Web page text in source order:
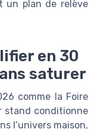
un plan de relève
en 30
saturer
comme la Foire
stand conditionne
l’univers maison,